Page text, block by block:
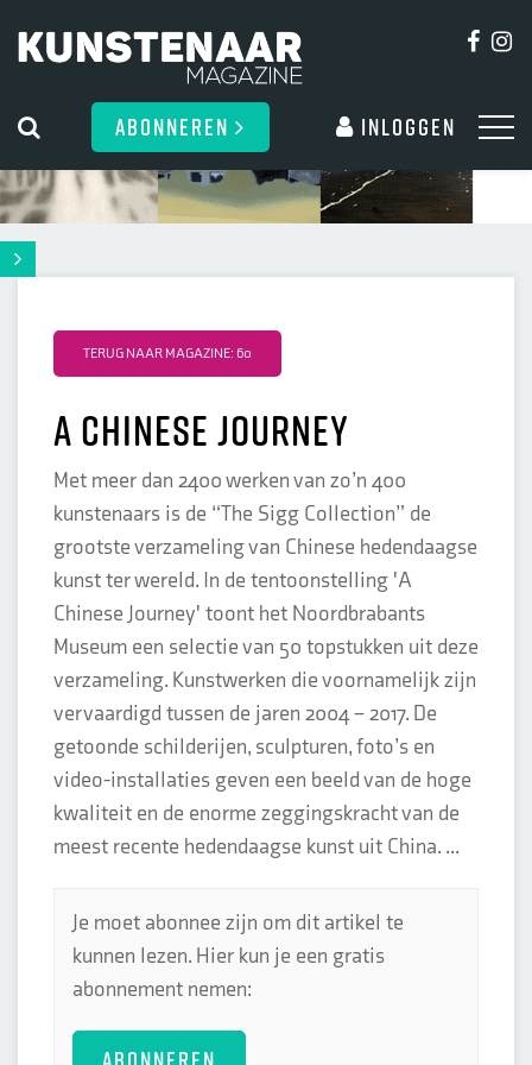
ABONNEREN Inloggen
TERUG NAAR MAGAZINE: 60
a chinese journey
Met meer dan 2400 werken van zo’n 400
kunstenaars is de “The Sigg Collection” de
grootste verzameling van Chinese hedendaagse
kunst ter wereld. In de tentoonstelling 'A
Chinese Journey' toont het Noordbrabants
Museum een selectie van 50 topstukken uit deze
verzameling. Kunstwerken die voornamelijk zijn
vervaardigd tussen de jaren 2004 – 2017. De
getoonde schilderijen, sculpturen, foto’s en
video-installaties geven een beeld van de hoge
kwaliteit en de enorme zeggingskracht van de
meest recente hedendaagse kunst uit China. ...
Je moet abonnee zijn om dit artikel te
kunnen lezen. Hier kun je een gratis
abonnement nemen: